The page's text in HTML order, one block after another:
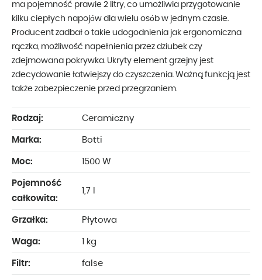
ma pojemność prawie 2 litry, co umożliwia przygotowanie
kilku ciepłych napojów dla wielu osób w jednym czasie.
Producent zadbał o takie udogodnienia jak ergonomiczna
rączka, możliwość napełnienia przez dziubek czy
zdejmowana pokrywka. Ukryty element grzejny jest
zdecydowanie łatwiejszy do czyszczenia. Ważną funkcją jest
także zabezpieczenie przed przegrzaniem.
Rodzaj: Ceramiczny
Marka: Botti
Moc: 1500 W
Pojemność
całkowita:
1,7 l
Grzałka: Płytowa
Waga: 1 kg
Filtr: false